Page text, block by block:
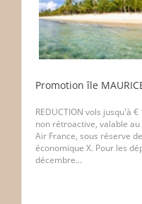
Promotion île
REDUCTION vols jusqu'à
non rétroactive, valable
Air France, sous réserve
économique X. Pour les
décembre...